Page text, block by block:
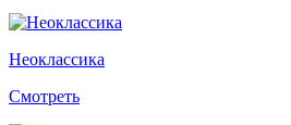
Неоклассика
Смотреть